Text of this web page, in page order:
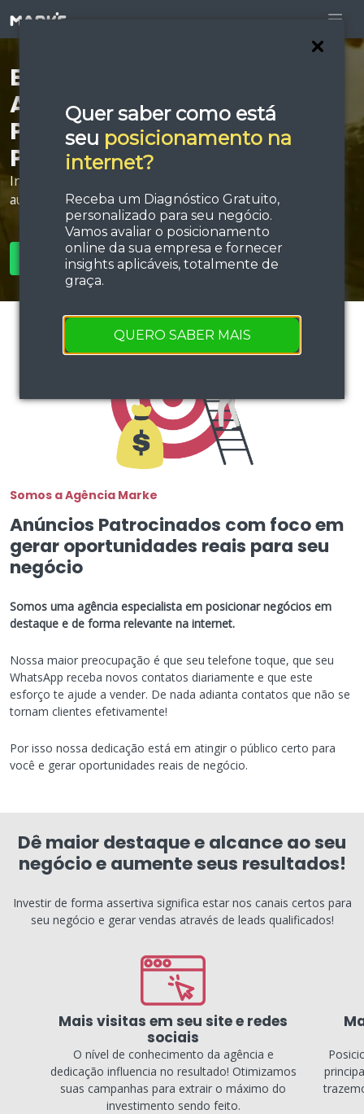
Quer saber como está
seu posicionamento na
internet?
Receba um Diagnóstico Gratuito,
personalizado para seu negócio.
Vamos avaliar o posicionamento
online da sua empresa e fornecer
insights aplicáveis, totalmente de
graça.
QUERO SABER MAIS
Está procurando por
Agência de Anúncios
Patrocinados em João
Pessoa?
Invista em estratégias de tráfego e performance e
aumente sua força de vendas!
SOLICITAR ORÇAMENTO
Somos a Agência Marke
Anúncios Patrocinados com foco em
gerar oportunidades reais para seu
negócio
Somos uma agência especialista em posicionar negócios em
destaque e de forma relevante na internet.
Nossa maior preocupação é que seu telefone toque, que seu
WhatsApp receba novos contatos diariamente e que este
esforço te ajude a vender. De nada adianta contatos que não se
tornam clientes efetivamente!
Por isso nossa dedicação está em atingir o público certo para
você e gerar oportunidades reais de negócio.
Dê maior destaque e alcance ao seu
negócio e aumente seus resultados!
Investir de forma assertiva significa estar nos canais certos para
seu negócio e gerar vendas através de leads qualificados!
Mais visitas em seu site e redes
sociais
O nível de conhecimento da agência e
dedicação influencia no resultado! Otimizamos
suas campanhas para extrair o máximo do
investimento sendo feito.